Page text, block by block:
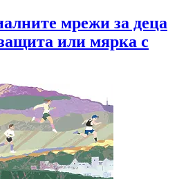
мрежи за деца
или мярка с